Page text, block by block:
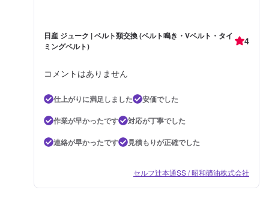
日産 ジューク | ベルト類交換 (ベルト鳴き・Vベルト・タイ
ミングベルト)
4
コメントはありません
仕上がりに満足しました
安価でした
作業が早かったです
対応が丁寧でした
連絡が早かったです
見積もりが正確でした
セルフ辻本通SS / 昭和礦油株式会社